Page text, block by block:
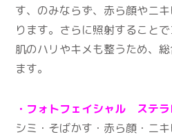
す、のみならず、赤ら顔やニ
ります。さらに照射すること
肌のハリやキメも整うため、
ます。
・フォトフェイシャル ステ
シミ・そばかす・赤ら顔・ニ